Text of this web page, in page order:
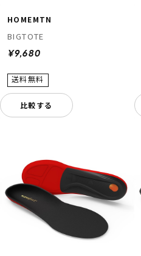
HOMEMTN
BIGTOTE
¥9,680
比較する